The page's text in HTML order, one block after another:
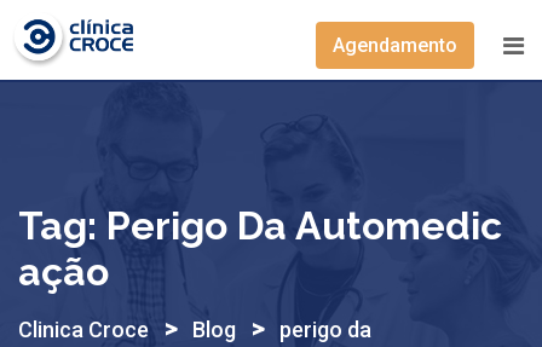
Skip
content
Agendamento
Tag: Perigo Da Automedic
Ação
Clinica Croce > Blog >
perigo da